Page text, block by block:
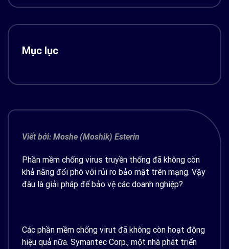
Mục lục
Viết bởi: Moshe (Moshik) Esterin
Phần mềm chống virus truyền thống đã không còn
khả năng đối phó với rủi ro bảo mật trên mạng. Vậy
đâu là giải pháp để bảo vệ các doanh nghiệp?
Các phần mềm chống virut đã không còn hoạt động
hiệu quả nữa. Symantec Corp., một nhà phát triển